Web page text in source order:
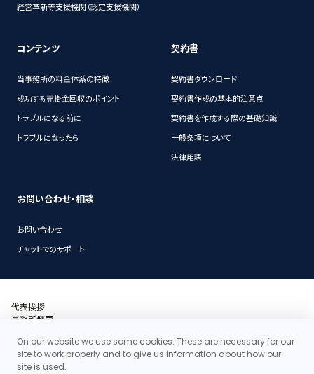
経営革新等支援機関（認定支援機関）
コンテンツ
当事務所の料金体系の特徴
成功する売掛金回収のポイント
トラブルになる前に
トラブルになったら
契約書
契約書ダウンロード
契約書作成の基本的注意点
契約書を作成する際の基礎知識
一般条項について
法律用語
お問い合わせ・相談
お問い合わせ
チャットでのサポート
代表挨拶
事務所概要
アクセス・地図
当事務所の料金体系の特徴
お問い合わせ
On our website we use some cookies. These are necessary for our
site to work properly and to give us information about how our
site is used.